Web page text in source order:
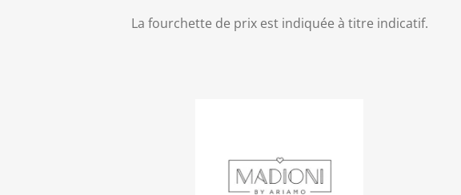
La fourchette de prix est indiquée à titre indicatif.